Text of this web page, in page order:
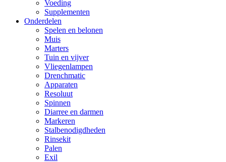
Voeding
Supplementen
Onderdelen
Spelen en belonen
Muis
Marters
Tuin en vijver
Vliegenlampen
Drenchmatic
Apparaten
Resoluut
Spinnen
Diarree en darmen
Markeren
Stalbenodigdheden
Rinsekit
Palen
Exil